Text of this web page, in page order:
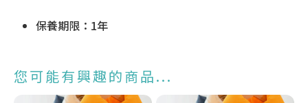
保養期限：1年
您可能有興趣的商品...